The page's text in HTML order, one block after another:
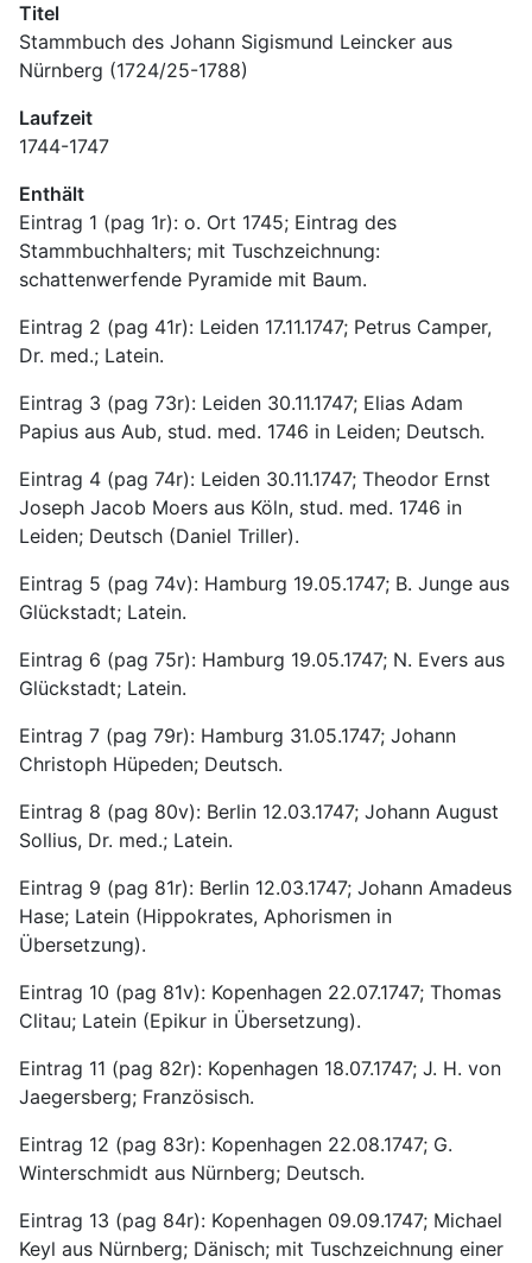
Titel
Stammbuch des Johann Sigismund Leincker aus
Nürnberg (1724/25-1788)
Laufzeit
1744-1747
Enthält
Eintrag 1 (pag 1r): o. Ort 1745; Eintrag des
Stammbuchhalters; mit Tuschzeichnung:
schattenwerfende Pyramide mit Baum.
Eintrag 2 (pag 41r): Leiden 17.11.1747; Petrus Camper,
Dr. med.; Latein.
Eintrag 3 (pag 73r): Leiden 30.11.1747; Elias Adam
Papius aus Aub, stud. med. 1746 in Leiden; Deutsch.
Eintrag 4 (pag 74r): Leiden 30.11.1747; Theodor Ernst
Joseph Jacob Moers aus Köln, stud. med. 1746 in
Leiden; Deutsch (Daniel Triller).
Eintrag 5 (pag 74v): Hamburg 19.05.1747; B. Junge aus
Glückstadt; Latein.
Eintrag 6 (pag 75r): Hamburg 19.05.1747; N. Evers aus
Glückstadt; Latein.
Eintrag 7 (pag 79r): Hamburg 31.05.1747; Johann
Christoph Hüpeden; Deutsch.
Eintrag 8 (pag 80v): Berlin 12.03.1747; Johann August
Sollius, Dr. med.; Latein.
Eintrag 9 (pag 81r): Berlin 12.03.1747; Johann Amadeus
Hase; Latein (Hippokrates, Aphorismen in
Übersetzung).
Eintrag 10 (pag 81v): Kopenhagen 22.07.1747; Thomas
Clitau; Latein (Epikur in Übersetzung).
Eintrag 11 (pag 82r): Kopenhagen 18.07.1747; J. H. von
Jaegersberg; Französisch.
Eintrag 12 (pag 83r): Kopenhagen 22.08.1747; G.
Winterschmidt aus Nürnberg; Deutsch.
Eintrag 13 (pag 84r): Kopenhagen 09.09.1747; Michael
Keyl aus Nürnberg; Dänisch; mit Tuschzeichnung einer